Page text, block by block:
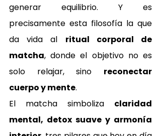
generar equilibrio. Y es
precisamente esta filosofía la que
da vida al ritual corporal de
matcha, donde el objetivo no es
solo relajar, sino reconectar
cuerpo y mente.
El matcha simboliza claridad
mental, detox suave y armonía